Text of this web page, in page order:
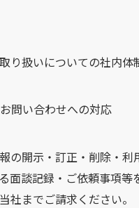
り扱いについての社内体
問い合わせへの対応
の開示・訂正・削除・
面談記録・ご依頼事項
社までご請求ください。